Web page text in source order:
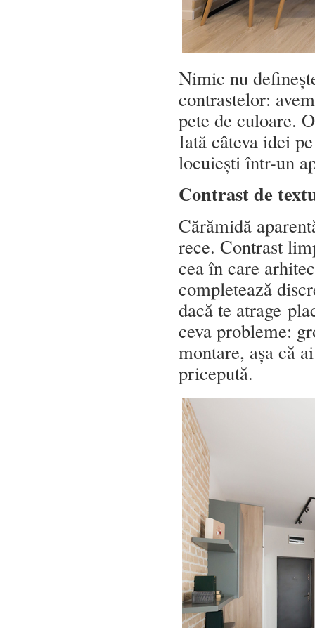
Nimic nu
contrastelor:
pete de culoare.
Iată câteva idei
locuiești într-un
Contrast de
Cărămidă
rece. Contrast
cea în care
completează
dacă te atrage
ceva probleme:
montare, așa că
pricepută.